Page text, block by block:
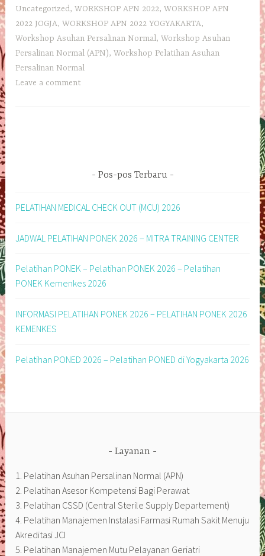
Uncategorized,WORKSHOP APN 2022,WORKSHOP APN
2022 JOGJA,WORKSHOP APN 2022 YOGYAKARTA,
Workshop Asuhan Persalinan Normal,Workshop Asuhan
Persalinan Normal (APN),Workshop Pelatihan Asuhan
Persalinan Normal
Leave a comment
Pos-pos Terbaru
PELATIHAN MEDICAL CHECK OUT (MCU) 2026
JADWAL PELATIHAN PONEK 2026 – MITRA TRAINING CENTER
Pelatihan PONEK – Pelatihan PONEK 2026 – Pelatihan
PONEK Kemenkes 2026
INFORMASI PELATIHAN PONEK 2026 – PELATIHAN PONEK 2026
KEMENKES
Pelatihan PONED 2026 – Pelatihan PONED di Yogyakarta 2026
Layanan
1. Pelatihan Asuhan Persalinan Normal (APN)
2. Pelatihan Asesor Kompetensi Bagi Perawat
3. Pelatihan CSSD (Central Sterile Supply Departement)
4. Pelatihan Manajemen Instalasi Farmasi Rumah Sakit Menuju
Akreditasi JCI
5. Pelatihan Manajemen Mutu Pelayanan Geriatri